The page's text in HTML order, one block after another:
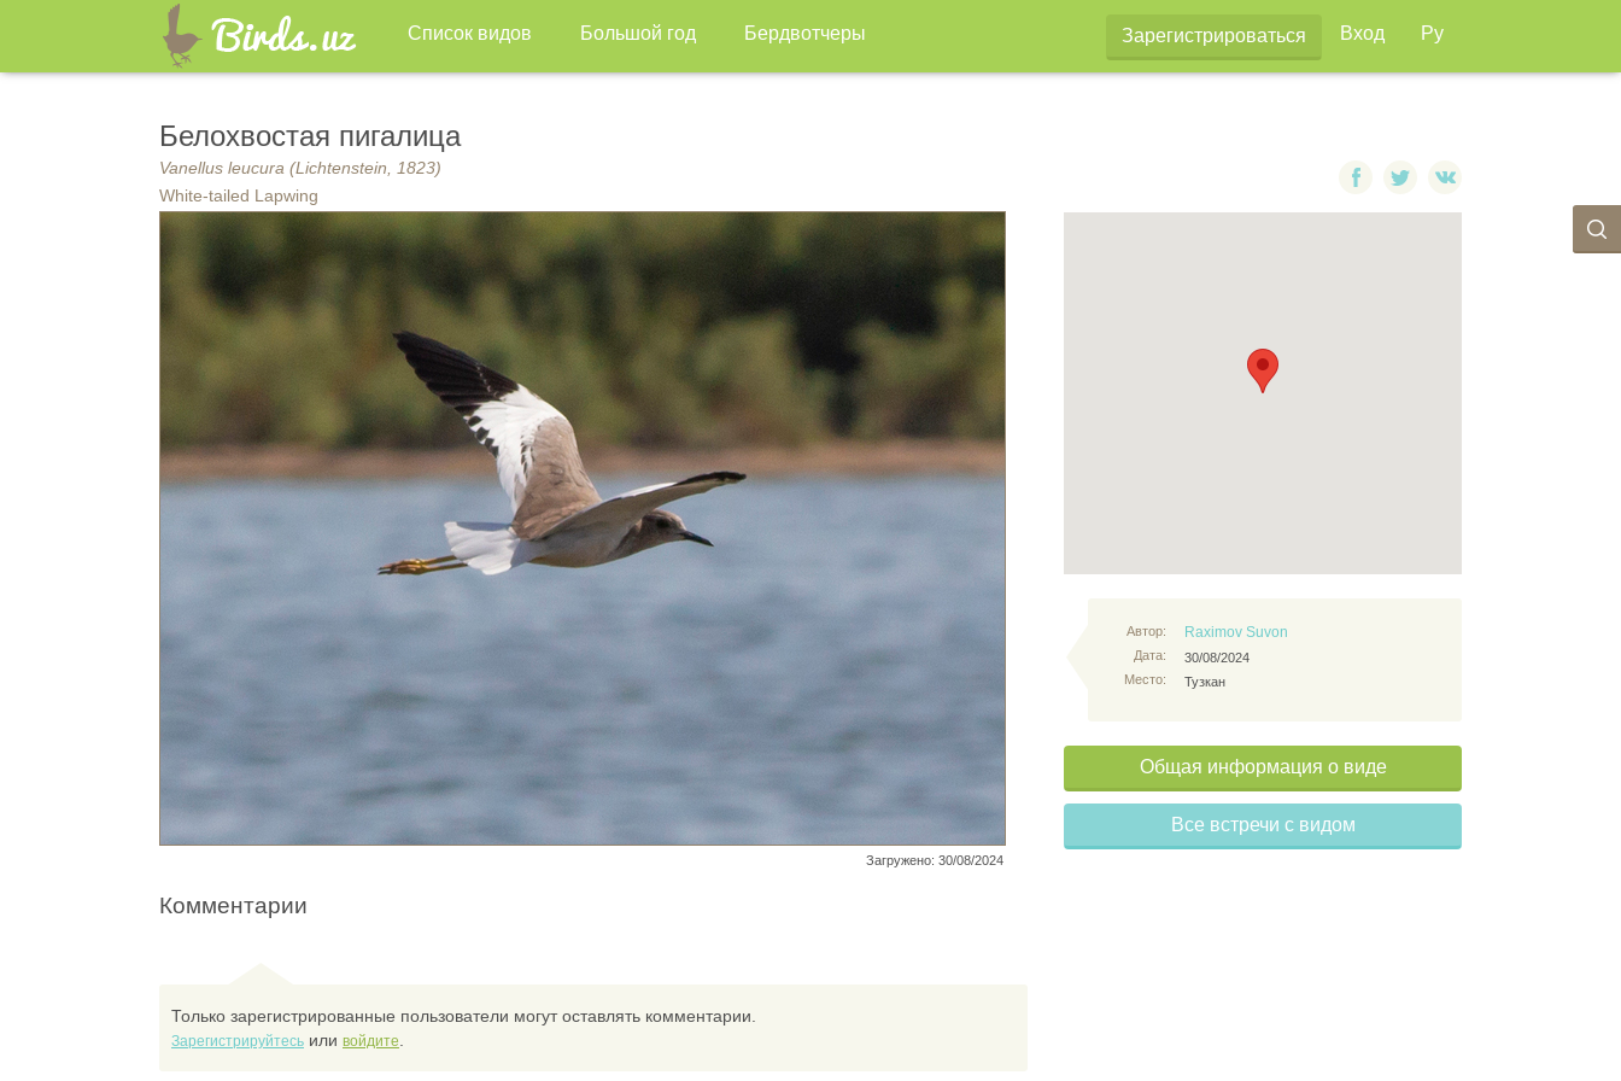
Список видов Большой год Бердвотчеры Зарегистрироваться Вход Ру
Белохвостая пигалица
Vanellus leucura (Lichtenstein, 1823)
White-tailed Lapwing
Загружено: 30/08/2024
Автор:
Дата:
Место:
Raximov Suvon
30/08/2024
Тузкан
Общая информация о виде
Все встречи с видом
Комментарии
Только зарегистрированные пользователи могут оставлять комментарии.
Зарегистрируйтесь или войдите